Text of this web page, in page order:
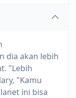
dia akan lebih
"Lebih
"Kamu
ini bisa